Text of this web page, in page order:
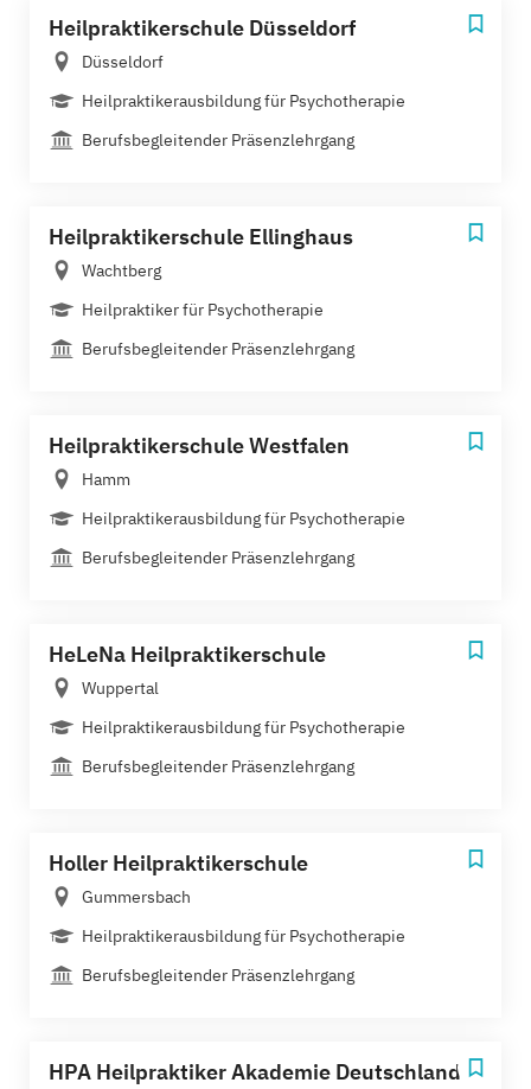
Heilpraktikerschule Düsseldorf
Düsseldorf
Heilpraktikerausbildung für Psychotherapie
Berufsbegleitender Präsenzlehrgang
Heilpraktikerschule Ellinghaus
Wachtberg
Heilpraktiker für Psychotherapie
Berufsbegleitender Präsenzlehrgang
Heilpraktikerschule Westfalen
Hamm
Heilpraktikerausbildung für Psychotherapie
Berufsbegleitender Präsenzlehrgang
HeLeNa Heilpraktikerschule
Wuppertal
Heilpraktikerausbildung für Psychotherapie
Berufsbegleitender Präsenzlehrgang
Holler Heilpraktikerschule
Gummersbach
Heilpraktikerausbildung für Psychotherapie
Berufsbegleitender Präsenzlehrgang
HPA Heilpraktiker Akademie Deutschland